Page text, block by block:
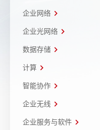
企业网络
企业光网络
数据存储
计算
智能协作
企业无线
企业服务与软件